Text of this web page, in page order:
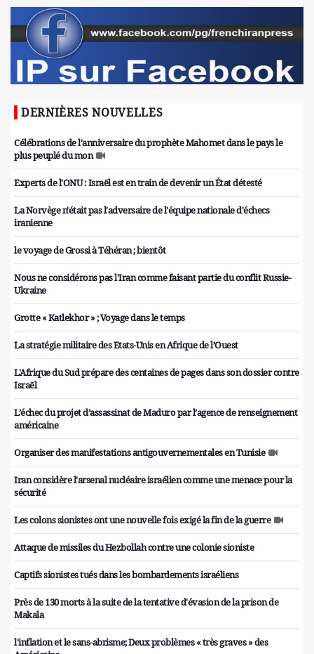
DERNIÈRES NOUVELLES
Célébrations de l'anniversaire du prophète Mahomet dans le pays le
plus peuplé du mon
Experts de l'ONU : Israël est en train de devenir un État détesté
La Norvège n'était pas l'adversaire de l'équipe nationale d'échecs
iranienne
le voyage de Grossi à Téhéran ; bientôt
Nous ne considérons pas l'Iran comme faisant partie du conflit Russie-
Ukraine
Grotte « Katlekhor » ; Voyage dans le temps
La stratégie militaire des Etats-Unis en Afrique de l’Ouest
L'Afrique du Sud prépare des centaines de pages dans son dossier contre
Israël
L’échec du projet d’assassinat de Maduro par l’agence de renseignement
américaine
Organiser des manifestations antigouvernementales en Tunisie
Iran considère l'arsenal nucléaire israélien comme une menace pour la
sécurité
Les colons sionistes ont une nouvelle fois exigé la fin de la guerre
Attaque de missiles du Hezbollah contre une colonie sioniste
Captifs sionistes tués dans les bombardements israéliens
Près de 130 morts à la suite de la tentative d'évasion de la prison de
Makala
l'inflation et le sans-abrisme; Deux problèmes « très graves » des